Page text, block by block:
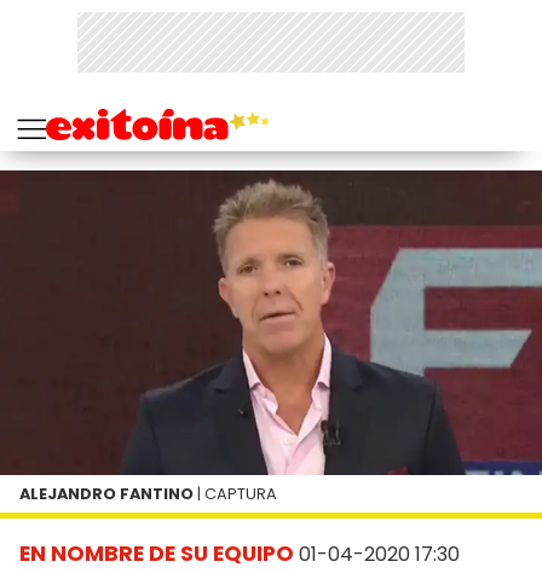
EN NOMBRE DE SU EQUIPO 01-04-2020 17:30
ALEJANDRO FANTINO | CAPTURA